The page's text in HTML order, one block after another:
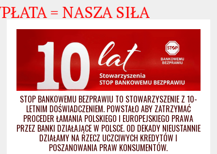
= NASZA SIŁA
STOP BANKOWEMU BEZPRAWIU TO STOWARZYSZENIE Z 10-
LETNIM DOŚWIADCZENIEM. POWSTAŁO ABY ZATRZYMAĆ
PROCEDER ŁAMANIA POLSKIEGO I EUROPEJSKIEGO PRAWA
PRZEZ BANKI DZIAŁAJĄCE W POLSCE. OD DEKADY NIEUSTANNIE
DZIAŁAMY NA RZECZ UCZCIWYCH KREDYTÓW I
POSZANOWANIA PRAW KONSUMENTÓW.